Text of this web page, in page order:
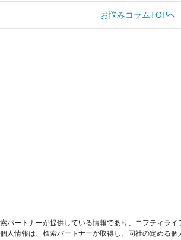
お悩みコラムTOPへ
パートナーが提供している情報であり、ニフティラ
人情報は、検索パートナーが取得し、同社の定める個